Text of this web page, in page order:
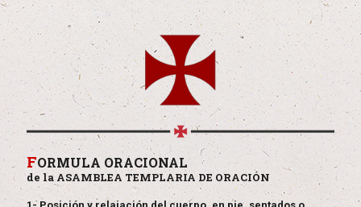
FORMULA ORACIONAL
de la ASAMBLEA TEMPLARIA DE ORACIÓN